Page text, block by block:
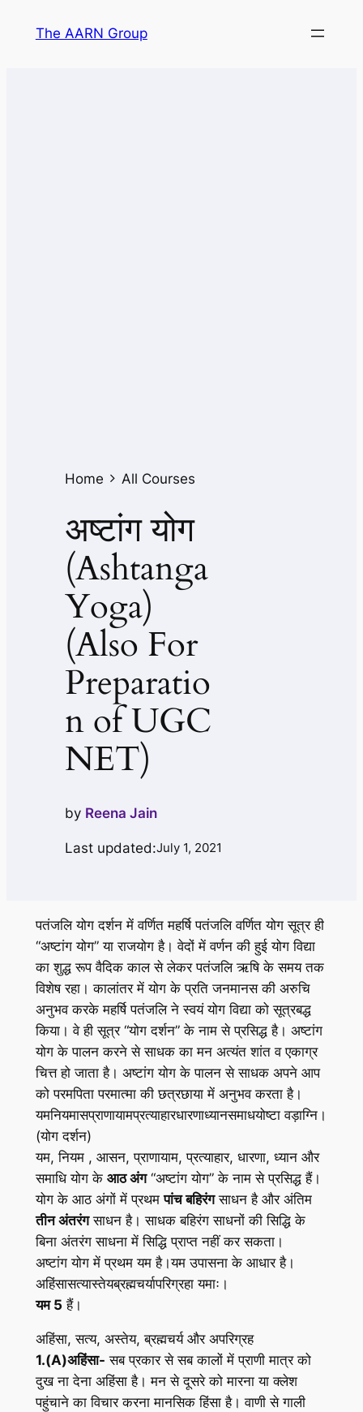
The AARN Group
Home All Courses
अष्टांग योग
(Ashtanga
Yoga)
(Also For
Preparatio
n of UGC
NET)
by Reena Jain
Last updated:July 1, 2021
पतंजलि योग दर्शन में वर्णित महर्षि पतंजलि वर्णित योग सूत्र ही
“अष्टांग योग” या राजयोग है। वेदों में वर्णन की हुई योग विद्या
का शुद्ध रूप वैदिक काल से लेकर पतंजलि ऋषि के समय तक
विशेष रहा। कालांतर में योग के प्रति जनमानस की अरुचि
अनुभव करके महर्षि पतंजलि ने स्वयं योग विद्या को सूत्रबद्ध
किया। वे ही सूत्र “योग दर्शन” के नाम से प्रसिद्ध है। अष्टांग
योग के पालन करने से साधक का मन अत्यंत शांत व एकाग्र
चित्त हो जाता है। अष्टांग योग के पालन से साधक अपने आप
को परमपिता परमात्मा की छत्रछाया में अनुभव करता है।
यमनियमासप्राणायामप्रत्याहारधारणाध्यानसमाधयोष्टा वड़ाग्नि।
(योग दर्शन)
यम, नियम , आसन, प्राणायाम, प्रत्याहार, धारणा, ध्यान और
समाधि योग के आठ अंग“अष्टांग योग” के नाम से प्रसिद्ध हैं।
योग के आठ अंगों में प्रथमपांच बहिरंगसाधन है और अंतिम
तीन अंतरंगसाधन है। साधक बहिरंग साधनों की सिद्धि के
बिना अंतरंग साधना में सिद्धि प्राप्त नहीं कर सकता।
अष्टांग योग में प्रथम यम है।यम उपासना के आधार है।
अहिंसासत्यास्तेयब्रह्मचर्यापरिग्रहा यमाः।
यम 5 हैं।
अहिंसा, सत्य, अस्तेय, ब्रह्मचर्य और अपरिग्रह
1.(A)अहिंसा- सब प्रकार से सब कालों में प्राणी मात्र को
दुख ना देना अहिंसा है। मन से दूसरे को मारना या क्लेश
पहुंचाने का विचार करना मानसिक हिंसा है। वाणी से गाली